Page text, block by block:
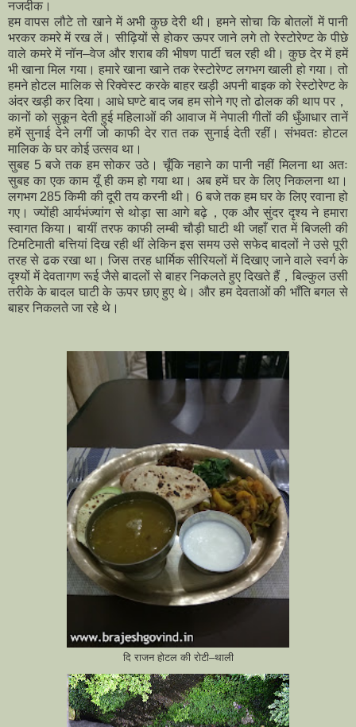
नजदीक।
हम वापस लौटे तो खाने में अभी कुछ देरी थी। हमने सोचा कि बोतलों में पानी
भरकर कमरे में रख लें। सीढ़ियों से होकर ऊपर जाने लगे तो रेस्टोरेण्ट के पीछे
वाले कमरे में नॉन–वेज और शराब की भीषण पार्टी चल रही थी। कुछ देर में हमें
भी खाना मिल गया। हमारे खाना खाने तक रेस्टोरेण्ट लगभग खाली हो गया। तो
हमने होटल मालिक से रिक्वेस्ट करके बाहर खड़ी अपनी बाइक को रेस्टोरेण्ट के
अंदर खड़ी कर दिया। आधे घण्टे बाद जब हम सोने गए तो ढोलक की थाप पर，
कानों को सुकून देती हुई महिलाओं की आवाज में नेपाली गीतों की धुँआधार तानें
हमें सुनाई देने लगीं जो काफी देर रात तक सुनाई देती रहीं। संभवतः होटल
मालिक के घर कोई उत्सव था।
सुबह 5 बजे तक हम सोकर उठे। चूँकि नहाने का पानी नहीं मिलना था अतः
सुबह का एक काम यूँ ही कम हो गया था। अब हमें घर के लिए निकलना था।
लगभग 285 किमी की दूरी तय करनी थी। 6 बजे तक हम घर के लिए रवाना हो
गए। ज्योंही आर्यभंज्यांग से थोड़ा सा आगे बढ़े，एक और सुंदर दृश्य ने हमारा
स्वागत किया। बायीं तरफ काफी लम्बी चौड़ी घाटी थी जहाँ रात में बिजली की
टिमटिमाती बत्तियां दिख रही थीं लेकिन इस समय उसे सफेद बादलों ने उसे पूरी
तरह से ढक रखा था। जिस तरह धार्मिक सीरियलों में दिखाए जाने वाले स्वर्ग के
दृश्यों में देवतागण रूई जैसे बादलों से बाहर निकलते हुए दिखते हैं，बिल्कुल उसी
तरीके के बादल घाटी के ऊपर छाए हुए थे। और हम देवताओं की भाँति बगल से
बाहर निकलते जा रहे थे।
दि राजन होटल की रोटी–थाली